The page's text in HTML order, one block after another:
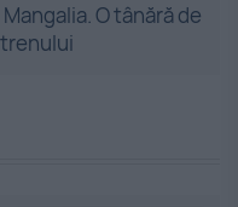
O tânără de